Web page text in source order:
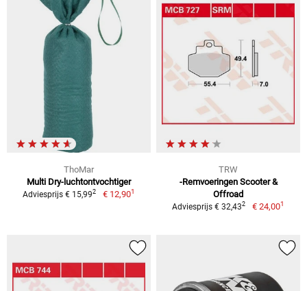
ThoMar
Multi Dry-luchtontvochtiger
Adviesprijs € 15,992 € 12,901
TRW
-Remvoeringen Scooter &
Offroad
Adviesprijs € 32,432 € 24,001